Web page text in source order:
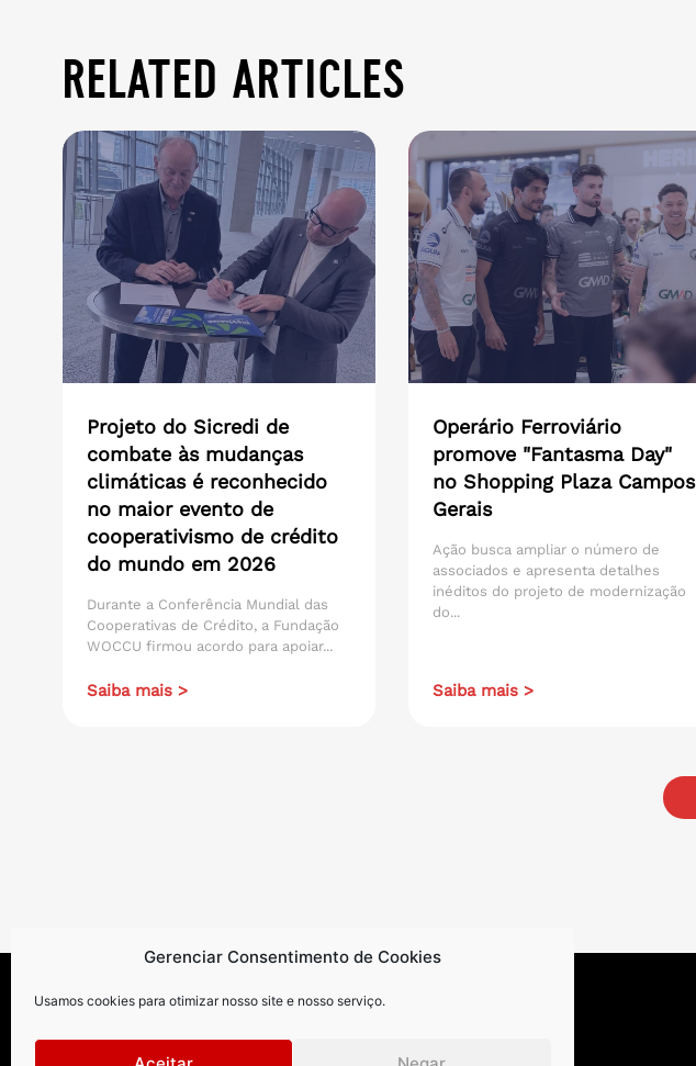
Gerenciar Consentimento de Cookies
Usamos cookies para otimizar nosso site e nosso serviço.
related articles
Projeto do Sicredi de
combate às mudanças
climáticas é reconhecido
no maior evento de
cooperativismo de crédito
do mundo em 2026
Durante a Conferência Mundial das
Cooperativas de Crédito, a Fundação
WOCCU firmou acordo para apoiar...
Saiba mais >
Operário Ferroviário
promove "Fantasma Day"
no Shopping Plaza Campos
Gerais
Ação busca ampliar o número de
associados e apresenta detalhes
inéditos do projeto de modernização
do...
Saiba mais >